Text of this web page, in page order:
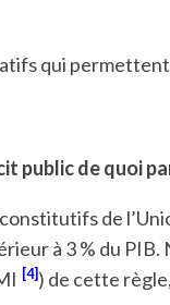
qui
public de quoi
de
à 3 % du
[4]) de cette